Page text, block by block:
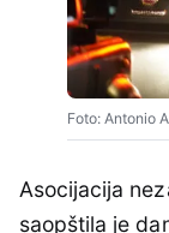
Foto: Antonio
Asocijacija
saopštila je